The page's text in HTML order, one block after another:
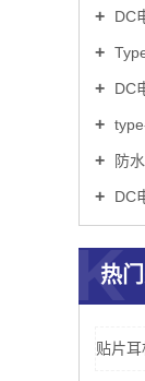
DC
DC
防
DC
热
K